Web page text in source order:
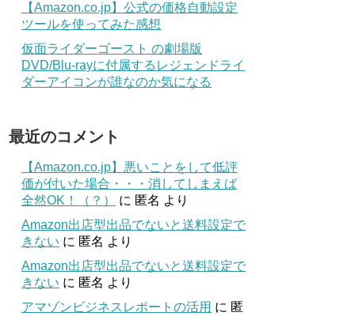
【Amazon.co.jp】公式の価格自動設定
ツールを使ってみた感想
仮面ライダーゴースト の劇場版
DVD/Blu-rayに付属するレジェンドライ
ダーアイコンが誰なのか気になる
最近のコメント
【Amazon.co.jp】悪いことをして低評
価が付いた場合・・・消してしまえば
全然OK！（？）
に 匿名 より
Amazon出店型出品でないと送料設定で
きない に 匿名 より
Amazon出店型出品でないと送料設定で
きない に 匿名 より
アマゾンビジネスレポートの活用 に 匿